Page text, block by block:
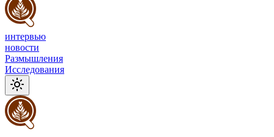
интервью
новости
Размышления
Исследования